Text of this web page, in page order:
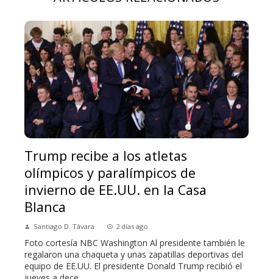
Trump recibe a los atletas
olímpicos y paralímpicos de
invierno de EE.UU. en la Casa
Blanca
Santiago D. Távara 2 días ago
Foto cortesía NBC Washington Al presidente también le
regalaron una chaqueta y unas zapatillas deportivas del
equipo de EE.UU. El presidente Donald Trump recibió el